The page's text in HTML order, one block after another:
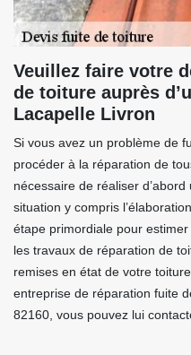
Veuillez faire votre
de toiture auprès
Lacapelle Livron
Si vous avez un problème de
procéder à la réparation de
nécessaire de réaliser
situation y compris
étape primordiale pour
les travaux de réparation de
remises en état de votre
entreprise de réparation fuite
82160, vous pouvez lui